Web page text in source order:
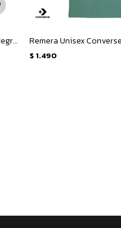
Remera Unisex Converse Cons Secret - Negro
$ 1.490